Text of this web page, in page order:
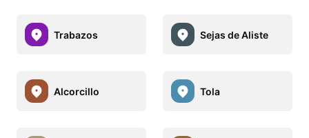
Trabazos Sejas de Aliste
Alcorcillo Tola